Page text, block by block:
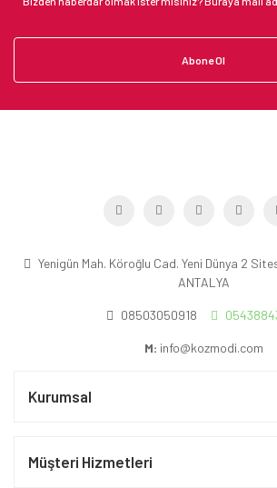
Abone Ol
Yenigün Mah. Köroğlu Cad. Yeni Dünya 2
ANTALYA
08503050918
M: info@kozmodi.com
Kurumsal
Müşteri Hizmetleri